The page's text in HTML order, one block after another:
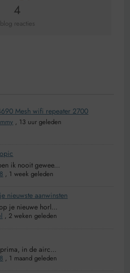
4
blog reacties
Mesh wifi repeater 2700
, 13 uur geleden
ik nooit gewee...
, 1 week geleden
nieuwste aanwinsten
je nieuwe horl...
, 2 weken geleden
in de airc...
, 1 maand geleden